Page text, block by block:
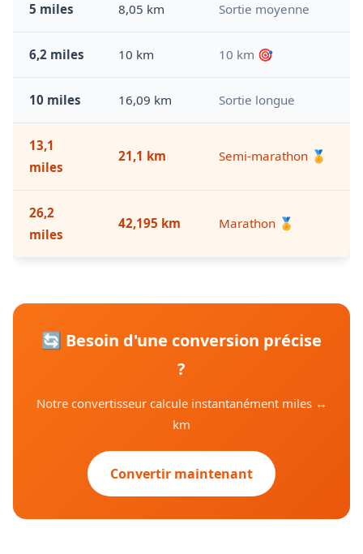
5 miles 8,05 km Sortie moyenne
6,2 miles 10 km 10 km 🎯
10 miles 16,09 km Sortie longue
13,1
miles
21,1 km Semi-marathon 🏅
26,2
miles
42,195 km Marathon 🏅
🔄 Besoin d'une conversion précise
?
Notre convertisseur calcule instantanément miles ↔
km
Convertir maintenant